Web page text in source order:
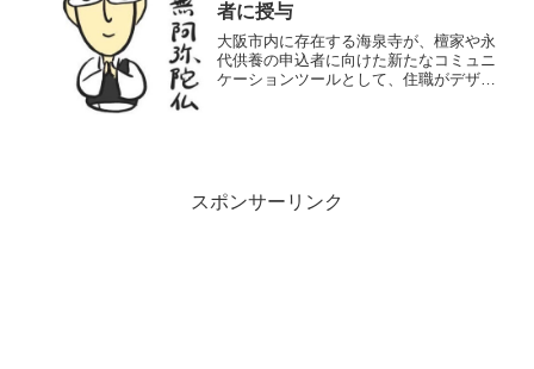
者に授与
大阪市内に存在する海泉寺が、檀家や永
代供養の申込者に向けた新たなコミュニ
ケーションツールとして、住職がデザイ
スポンサーリンク